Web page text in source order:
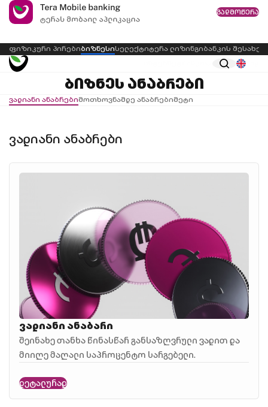
გადმოწერა
ფიზიკური პირებიბიზნესისელექტიტერა ლიზინგიბანკის შესახებ
ბიზნეს ანაბრები
ვადიანი ანაბრებიმოთხოვნამდე ანაბრებიმეტი
ვადიანი ანაბრები
ვადიანი ანაბარი
შეინახე თანხა წინასწარ განსაზღვრული ვადით და
მიიღე მაღალი საპროცენტო სარგებელი.
დეტალურად